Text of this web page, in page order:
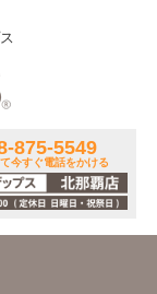
875-5549
今すぐ電話をかける